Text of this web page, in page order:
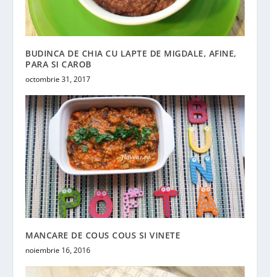
BUDINCA DE CHIA CU LAPTE DE MIGDALE, AFINE,
PARA SI CAROB
octombrie 31, 2017
MANCARE DE COUS COUS SI VINETE
noiembrie 16, 2016